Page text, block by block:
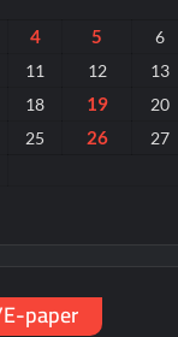
4 5 6
11 12 13
18 19 20
25 26 27
paper